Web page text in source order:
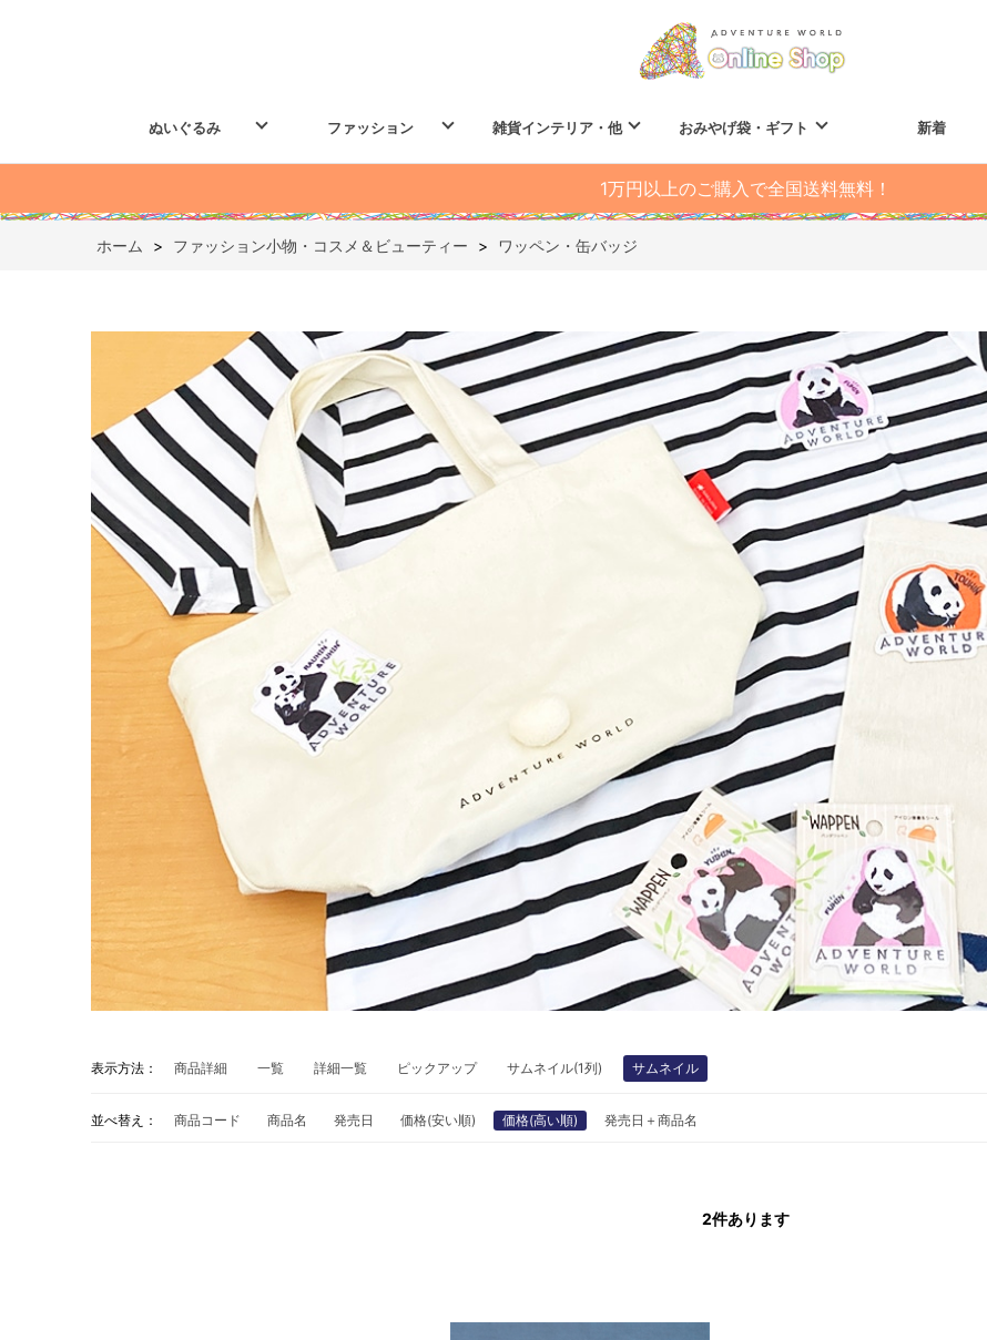
ぬいぐるみ ファッション 雑貨インテリア・他 おみやげ袋・ギフト 新着
1万円以上のご購入で全国送料無料！
ホーム > ファッション小物・コスメ＆ビューティー > ワッペン・缶バッジ
表示方法： 商品詳細 一覧 詳細一覧 ピックアップ サムネイル(1列) サムネイル
並べ替え： 商品コード 商品名 発売日 価格(安い順) 価格(高い順) 発売日＋商品名
2件あります